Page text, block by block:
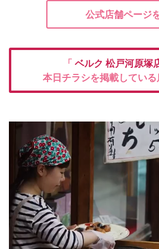
公式店舗ページ
「 ベルク 松戸河原塚
本日チラシを掲載している